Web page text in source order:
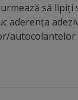
să
aderența
autocolantelor